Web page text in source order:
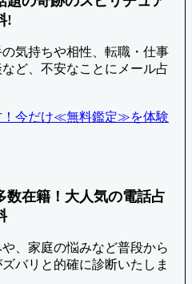
!
気持ちや相性、転職・仕事
ど、不安なことにメール占
！今だけ≪無料鑑定≫を体験
数在籍！大人気の電話占
、家庭の悩みなど普段から
バリと的確に診断いたしま